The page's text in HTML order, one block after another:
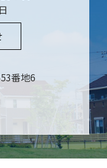
番地6